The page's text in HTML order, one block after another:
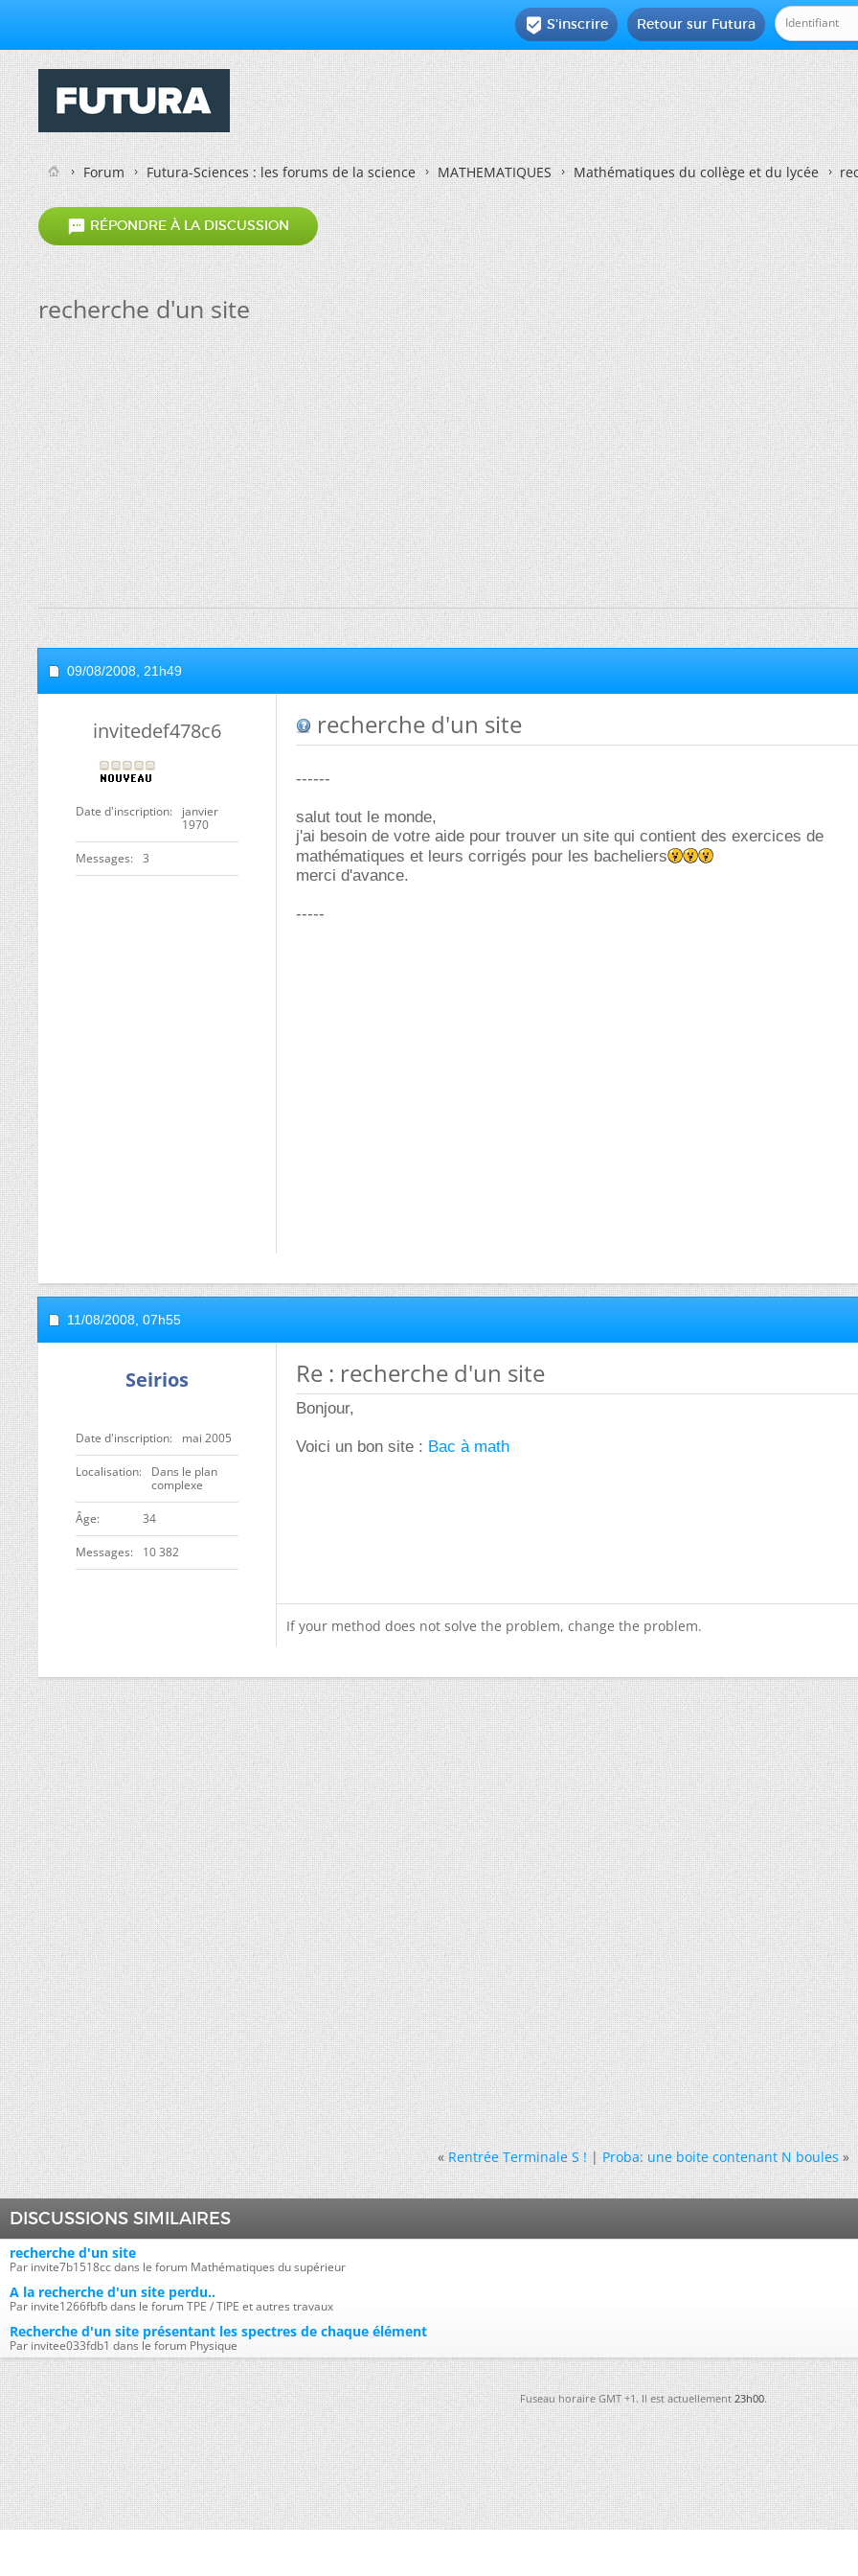
Retour sur Futura
 S'inscrire
Forum Futura-Sciences : les forums de la science MATHEMATIQUES Mathématiques du collège et du lycée
 RÉPONDRE À LA DISCUSSION
recherche d'un site
09/08/2008, 21h49
invitedef478c6
Date d'inscription
janvier
1970
Messages 3
recherche d'un site
------
salut tout le monde,
j'ai besoin de votre aide pour trouver un site qui contient des exercices de
mathématiques et leurs corrigés pour les bacheliers
merci d'avance.
-----
11/08/2008, 07h55
Seirios
Date d'inscription mai 2005
Localisation
Dans le plan
complexe
ge 34
Messages 10 382
Re : recherche d'un site
Bonjour,
Voici un bon site : Bac à math
If your method does not solve the problem, change the problem.
« Rentrée Terminale S !|Proba: une boite contenant N boules »
DISCUSSIONS SIMILAIRES
recherche d'un site
Par invite7b1518cc dans le forum Mathématiques du supérieur
A la recherche d'un site perdu..
Par invite1266fbfb dans le forum TPE / TIPE et autres travaux
Recherche d'un site présentant les spectres de chaque élément
Par invitee033fdb1 dans le forum Physique
Fuseau horaire GMT +1. Il est actuellement23h00.